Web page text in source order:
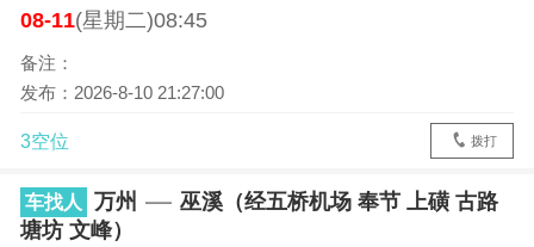
08-11(星期二)08:45
备注：
发布：2026-8-10 21:27:00
3空位 拨打
车找人 万州
巫溪（经五桥机场 奉节 上磺 古路
塘坊 文峰）